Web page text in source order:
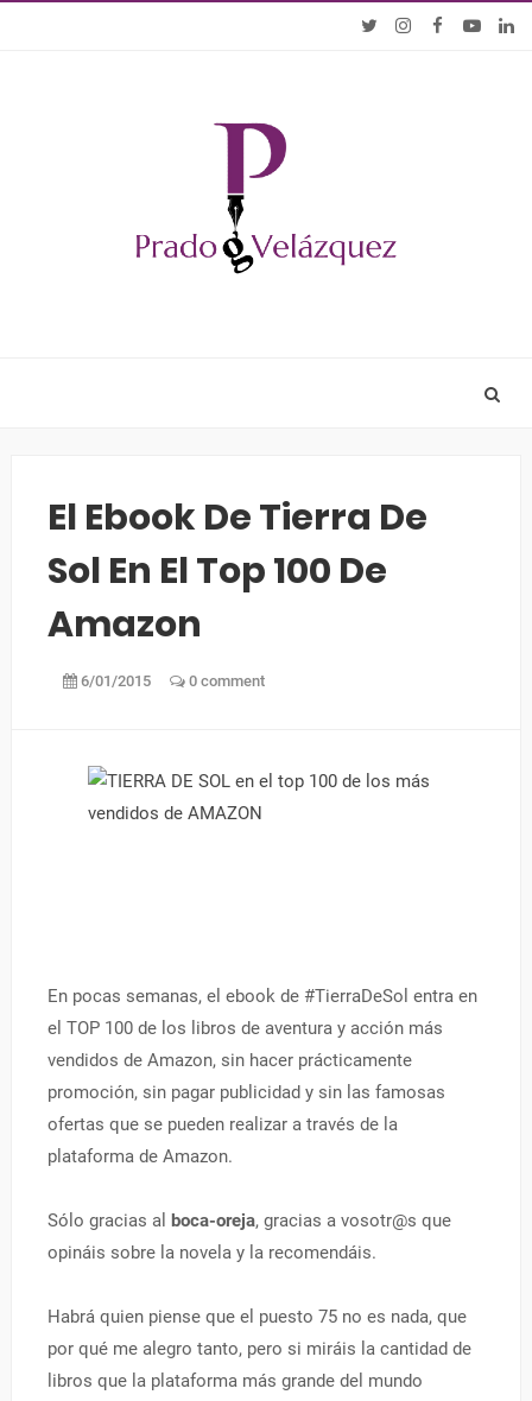
El Ebook De Tierra De
Sol En El Top 100 De
Amazon
6/01/2015 0 comment
En pocas semanas, el ebook de #TierraDeSol entra en
el TOP 100 de los libros de aventura y acción más
vendidos de Amazon, sin hacer prácticamente
promoción, sin pagar publicidad y sin las famosas
ofertas que se pueden realizar a través de la
plataforma de Amazon.
Sólo gracias al boca-oreja, gracias a vosotr@s que
opináis sobre la novela y la recomendáis.
Habrá quien piense que el puesto 75 no es nada, que
por qué me alegro tanto, pero si miráis la cantidad de
libros que la plataforma más grande del mundo